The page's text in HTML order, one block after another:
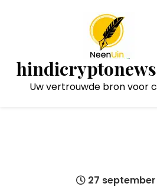
Uw vertrouwde bron voor
27